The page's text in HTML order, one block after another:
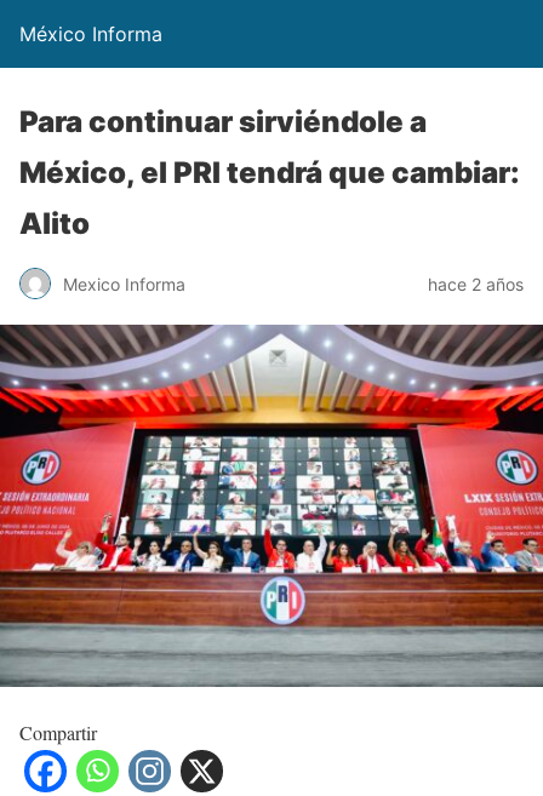
México Informa
Para continuar sirviéndole a
México, el PRI tendrá que cambiar:
Alito
Mexico Informa hace 2 años
Compartir